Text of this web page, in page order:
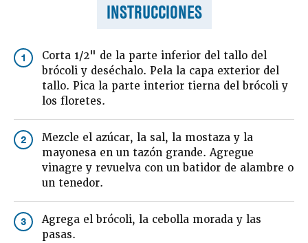
INSTRUCCIONES
1
Corta 1/2" de la parte inferior del tallo del
brócoli y deséchalo. Pela la capa exterior del
tallo. Pica la parte interior tierna del brócoli y
los floretes.
2
Mezcle el azúcar, la sal, la mostaza y la
mayonesa en un tazón grande. Agregue
vinagre y revuelva con un batidor de alambre o
un tenedor.
3
Agrega el brócoli, la cebolla morada y las
pasas.